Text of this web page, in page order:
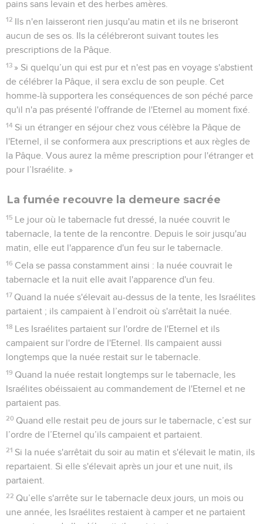
pains sans levain et des herbes amères.
12 Ils n'en laisseront rien jusqu'au matin et ils ne briseront
aucun de ses os. Ils la célébreront suivant toutes les
prescriptions de la Pâque.
13 » Si quelqu’un qui est pur et n'est pas en voyage s'abstient
de célébrer la Pâque, il sera exclu de son peuple. Cet
homme-là supportera les conséquences de son péché parce
qu'il n'a pas présenté l'offrande de l'Eternel au moment fixé.
14 Si un étranger en séjour chez vous célèbre la Pâque de
l'Eternel, il se conformera aux prescriptions et aux règles de
la Pâque. Vous aurez la même prescription pour l'étranger et
pour l’Israélite. »
La fumée recouvre la demeure sacrée
15 Le jour où le tabernacle fut dressé, la nuée couvrit le
tabernacle, la tente de la rencontre. Depuis le soir jusqu'au
matin, elle eut l'apparence d'un feu sur le tabernacle.
16 Cela se passa constamment ainsi : la nuée couvrait le
tabernacle et la nuit elle avait l'apparence d'un feu.
17 Quand la nuée s'élevait au-dessus de la tente, les Israélites
partaient ; ils campaient à l’endroit où s'arrêtait la nuée.
18 Les Israélites partaient sur l'ordre de l'Eternel et ils
campaient sur l'ordre de l'Eternel. Ils campaient aussi
longtemps que la nuée restait sur le tabernacle.
19 Quand la nuée restait longtemps sur le tabernacle, les
Israélites obéissaient au commandement de l'Eternel et ne
partaient pas.
20 Quand elle restait peu de jours sur le tabernacle, c’est sur
l’ordre de l’Eternel qu’ils campaient et partaient.
21 Si la nuée s'arrêtait du soir au matin et s'élevait le matin, ils
repartaient. Si elle s'élevait après un jour et une nuit, ils
partaient.
22 Qu’elle s'arrête sur le tabernacle deux jours, un mois ou
une année, les Israélites restaient à camper et ne partaient